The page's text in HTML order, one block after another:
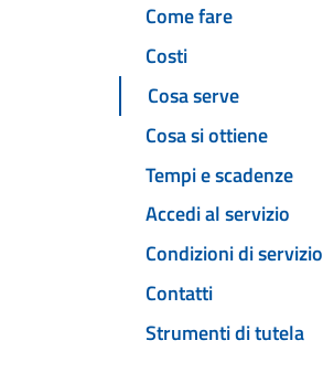
Come fare
Costi
Cosa serve
Cosa si ottiene
Tempi e scadenze
Accedi al servizio
Condizioni di servizio
Contatti
Strumenti di tutela